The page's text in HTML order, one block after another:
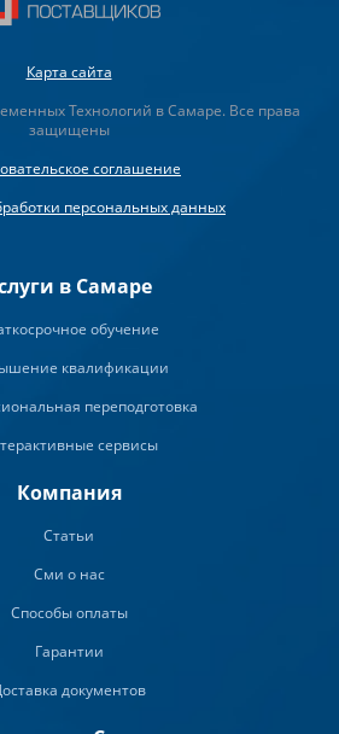
Карта сайта
Технологий в Самаре. Все права
защищены
соглашение
персональных данных
в Самаре
обучение
квалификации
переподготовка
сервисы
Компания
Статьи
Сми о нас
Способы оплаты
Гарантии
документов